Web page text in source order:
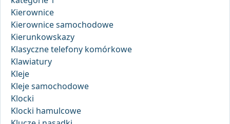
Kierownice
Kierownice samochodowe
Kierunkowskazy
Klasyczne telefony komórkowe
Klawiatury
Kleje
Kleje samochodowe
Klocki
Klocki hamulcowe